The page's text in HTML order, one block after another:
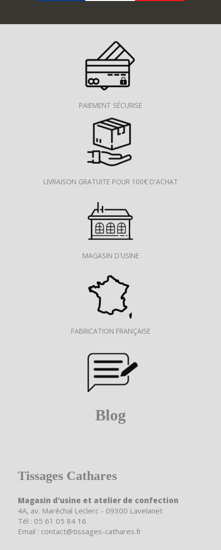
PAIEMENT SÉCURISE
LIVRAISON GRATUITE POUR 100€ D'ACHAT
MAGASIN D'USINE
FABRICATION FRANÇAISE
Blog
Tissages Cathares
Magasin d'usine et atelier de confection
4A, av. Maréchal Leclerc - 09300 Lavelanet
Tél : 05 61 05 84 16
Email : contact@tissages-cathares.fr